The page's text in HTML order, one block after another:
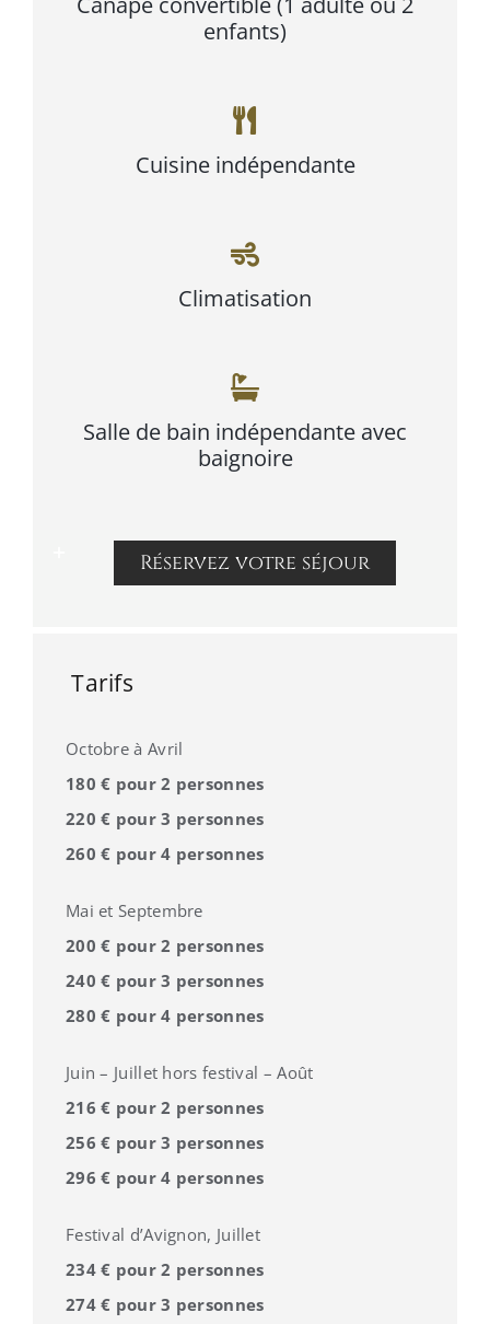
enfants)
Cuisine indépendante
Climatisation
Salle de bain indépendante avec
baignoire
Réservez votre séjour
Tarifs
Octobre à Avril
180 € pour 2 personnes
220 € pour 3 personnes
260 € pour 4 personnes
Mai et Septembre
200 € pour 2 personnes
240 € pour 3 personnes
280 € pour 4 personnes
Juin – Juillet hors festival – Août
216 € pour 2 personnes
256 € pour 3 personnes
296 € pour 4 personnes
Festival d’Avignon, Juillet
234 € pour 2 personnes
274 € pour 3 personnes